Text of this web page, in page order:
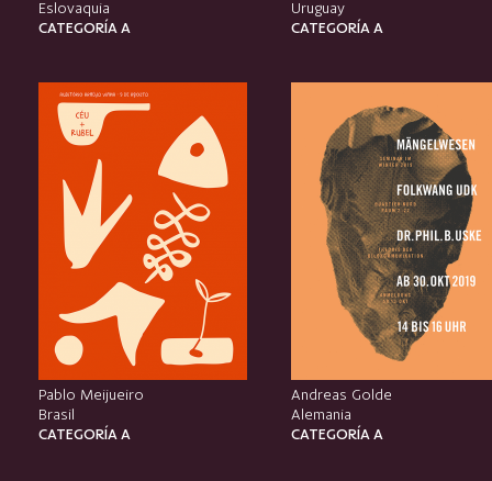
Eslovaquia
CATEGORÍA A
Uruguay
CATEGORÍA A
Pablo Meijueiro
Brasil
CATEGORÍA A
Andreas Golde
Alemania
CATEGORÍA A